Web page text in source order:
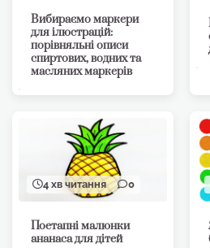
Вибираємо маркери
для ілюстрацій:
порівняльні описи
спиртових, водних та
масляних маркерів
4 хв читання 0
Поетапні малюнки
ананаса для дітей